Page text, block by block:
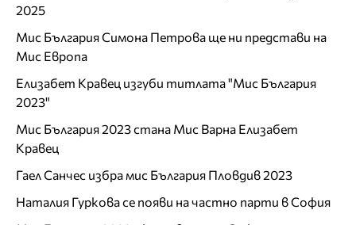
2025
Мис България Симона Петрова ще ни представи на
Мис Европа
Елизабет Кравец изгуби титлата "Мис България
2023"
Мис България 2023 стана Мис Варна Елизабет
Кравец
Гаел Санчес избра мис България Пловдив 2023
Наталия Гуркова се появи на частно парти в София